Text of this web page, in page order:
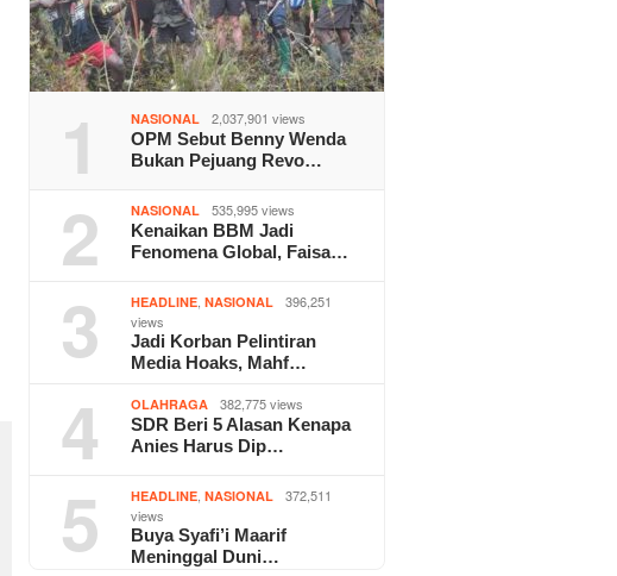
1 NASIONAL 2,037,901 views
OPM Sebut Benny Wenda
Bukan Pejuang Revo…
2 NASIONAL 535,995 views
Kenaikan BBM Jadi
Fenomena Global, Faisa…
3 HEADLINE ,NASIONAL
396,251
views
Jadi Korban Pelintiran
Media Hoaks, Mahf…
4 OLAHRAGA 382,775 views
SDR Beri 5 Alasan Kenapa
Anies Harus Dip…
5 HEADLINE ,NASIONAL
372,511
views
Buya Syafi’i Maarif
Meninggal Duni…